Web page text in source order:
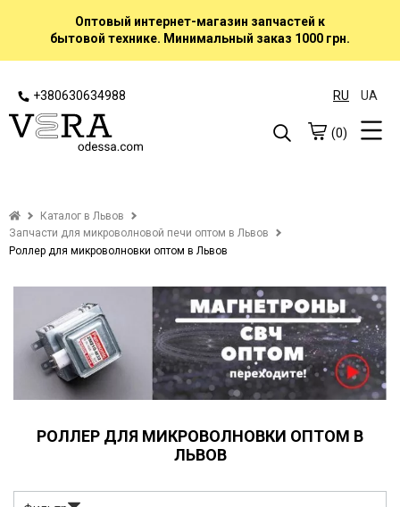
Оптовый интернет-магазин запчастей к
бытовой технике. Минимальный заказ 1000 грн.
+380630634988 RU UA
(0)
Каталог в Львов
Запчасти для микроволновой печи оптом в Львов
Роллер для микроволновки оптом в Львов
РОЛЛЕР ДЛЯ МИКРОВОЛНОВКИ ОПТОМ В
ЛЬВОВ